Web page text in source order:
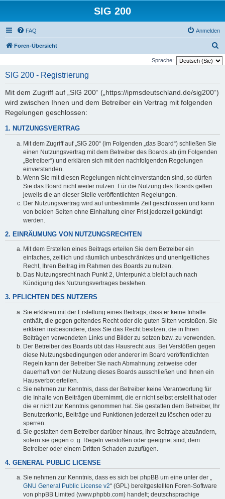
SIG 200
FAQ Anmelden
Foren-Übersicht
u
Sprache:
SIG 200 - Registrierung
Mit dem Zugriff auf „SIG 200“ („https://ipmsdeutschland.de/sig200“)
wird zwischen Ihnen und dem Betreiber ein Vertrag mit folgenden
Regelungen geschlossen:
1. NUTZUNGSVERTRAG
Mit dem Zugriff auf „SIG 200“ (im Folgenden „das Board“) schließen Sie
einen Nutzungsvertrag mit dem Betreiber des Boards ab (im Folgenden
„Betreiber“) und erklären sich mit den nachfolgenden Regelungen
einverstanden.
Wenn Sie mit diesen Regelungen nicht einverstanden sind, so dürfen
Sie das Board nicht weiter nutzen. Für die Nutzung des Boards gelten
jeweils die an dieser Stelle veröffentlichten Regelungen.
Der Nutzungsvertrag wird auf unbestimmte Zeit geschlossen und kann
von beiden Seiten ohne Einhaltung einer Frist jederzeit gekündigt
werden.
2. EINRÄUMUNG VON NUTZUNGSRECHTEN
Mit dem Erstellen eines Beitrags erteilen Sie dem Betreiber ein
einfaches, zeitlich und räumlich unbeschränktes und unentgeltliches
Recht, Ihren Beitrag im Rahmen des Boards zu nutzen.
Das Nutzungsrecht nach Punkt 2, Unterpunkt a bleibt auch nach
Kündigung des Nutzungsvertrages bestehen.
3. PFLICHTEN DES NUTZERS
Sie erklären mit der Erstellung eines Beitrags, dass er keine Inhalte
enthält, die gegen geltendes Recht oder die guten Sitten verstoßen. Sie
erklären insbesondere, dass Sie das Recht besitzen, die in Ihren
Beiträgen verwendeten Links und Bilder zu setzen bzw. zu verwenden.
Der Betreiber des Boards übt das Hausrecht aus. Bei Verstößen gegen
diese Nutzungsbedingungen oder anderer im Board veröffentlichten
Regeln kann der Betreiber Sie nach Abmahnung zeitweise oder
dauerhaft von der Nutzung dieses Boards ausschließen und Ihnen ein
Hausverbot erteilen.
Sie nehmen zur Kenntnis, dass der Betreiber keine Verantwortung für
die Inhalte von Beiträgen übernimmt, die er nicht selbst erstellt hat oder
die er nicht zur Kenntnis genommen hat. Sie gestatten dem Betreiber, Ihr
Benutzerkonto, Beiträge und Funktionen jederzeit zu löschen oder zu
sperren.
Sie gestatten dem Betreiber darüber hinaus, Ihre Beiträge abzuändern,
sofern sie gegen o. g. Regeln verstoßen oder geeignet sind, dem
Betreiber oder einem Dritten Schaden zuzufügen.
4. GENERAL PUBLIC LICENSE
Sie nehmen zur Kenntnis, dass es sich bei phpBB um eine unter der „
GNU General Public License v2“ (GPL) bereitgestellten Foren-Software
von phpBB Limited (www.phpbb.com) handelt; deutschsprachige